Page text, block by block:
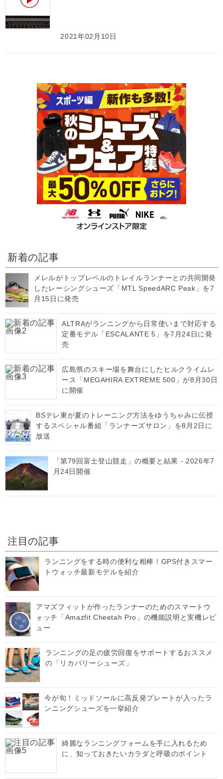
2021年02月10日
新着の記事
メレルがトップレベルのトレイルランナーとの共同開発
したレーシングシューズ「MTL SpeedARC Peak」を7
月15日に発売
ALTRAがランニングから日常使いまで対応する
定番モデル「ESCALANTE 5」を7月24日に発
売
広島県のスキー場を舞台にしたヒルクライムレ
ース「MEGAHIRA EXTREME 500」が8月30日
に開催
BSテレ東が夏のトレーニング方法をゆうちゃみに伝授
するスペシャル番組「ランナーズサロン」を8月2日に
放送
「第79回富士登山競走」の概要と結果 - 2026年7
月24日開催
注目の記事
ランニングをする時の便利な相棒！GPS付きスマー
トウォッチ最新モデルを紹介
アマズフィットが作ったランナーのためのスマートウ
ォッチ「Amazfit Cheetah Pro」の機能説明と実機レビ
ュー
ランニングの足の疲労回復をサポートするおススメ
の「リカバリーシューズ」
今が旬！ミッドソールに高反発プレートが入ったラ
ンニングシューズを一挙紹介
綺麗なランニングフォームを手に入れるため
に、知っておきたいカラダと呼吸のポイント